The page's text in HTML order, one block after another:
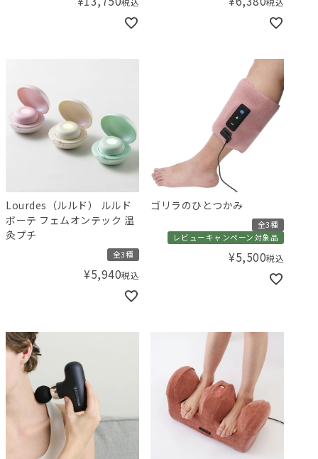
Lourdes（ルルド） ルルド
ボーテ フェムオンテック 温
灸プチ
全3種
¥5,940税込
ゴリラのひとつかみ
全3種
レビューキャンペーン対象品
¥5,500税込